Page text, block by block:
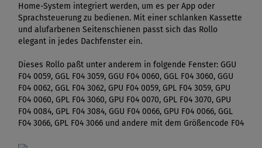
Home-System integriert werden, um es per App oder
Sprachsteuerung zu bedienen. Mit einer schlanken Kassette
und alufarbenen Seitenschienen passt sich das Rollo
elegant in jedes Dachfenster ein.
Dieses Rollo paßt unter anderem in folgende Fenster: GGU
F04 0059, GGL F04 3059, GGU F04 0060, GGL F04 3060, GGU
F04 0062, GGL F04 3062, GPU F04 0059, GPL F04 3059, GPU
F04 0060, GPL F04 3060, GPU F04 0070, GPL F04 3070, GPU
F04 0084, GPL F04 3084, GGU F04 0066, GPU F04 0066, GGL
F04 3066, GPL F04 3066 und andere mit dem Größencode F04